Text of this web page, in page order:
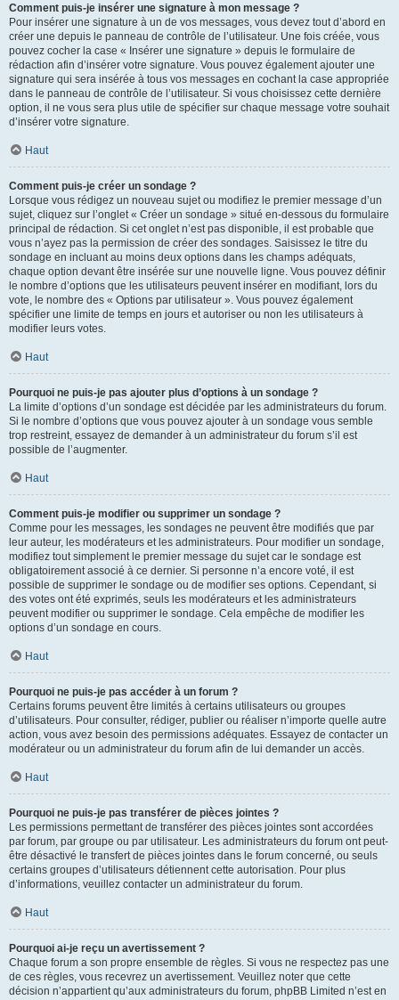
Comment puis-je insérer une signature à mon message ?
Pour insérer une signature à un de vos messages, vous devez tout d’abord en
créer une depuis le panneau de contrôle de l’utilisateur. Une fois créée, vous
pouvez cocher la case « Insérer une signature » depuis le formulaire de
rédaction afin d’insérer votre signature. Vous pouvez également ajouter une
signature qui sera insérée à tous vos messages en cochant la case appropriée
dans le panneau de contrôle de l’utilisateur. Si vous choisissez cette dernière
option, il ne vous sera plus utile de spécifier sur chaque message votre souhait
d’insérer votre signature.
Haut
Comment puis-je créer un sondage ?
Lorsque vous rédigez un nouveau sujet ou modifiez le premier message d’un
sujet, cliquez sur l’onglet « Créer un sondage » situé en-dessous du formulaire
principal de rédaction. Si cet onglet n’est pas disponible, il est probable que
vous n’ayez pas la permission de créer des sondages. Saisissez le titre du
sondage en incluant au moins deux options dans les champs adéquats,
chaque option devant être insérée sur une nouvelle ligne. Vous pouvez définir
le nombre d’options que les utilisateurs peuvent insérer en modifiant, lors du
vote, le nombre des « Options par utilisateur ». Vous pouvez également
spécifier une limite de temps en jours et autoriser ou non les utilisateurs à
modifier leurs votes.
Haut
Pourquoi ne puis-je pas ajouter plus d’options à un sondage ?
La limite d’options d’un sondage est décidée par les administrateurs du forum.
Si le nombre d’options que vous pouvez ajouter à un sondage vous semble
trop restreint, essayez de demander à un administrateur du forum s’il est
possible de l’augmenter.
Haut
Comment puis-je modifier ou supprimer un sondage ?
Comme pour les messages, les sondages ne peuvent être modifiés que par
leur auteur, les modérateurs et les administrateurs. Pour modifier un sondage,
modifiez tout simplement le premier message du sujet car le sondage est
obligatoirement associé à ce dernier. Si personne n’a encore voté, il est
possible de supprimer le sondage ou de modifier ses options. Cependant, si
des votes ont été exprimés, seuls les modérateurs et les administrateurs
peuvent modifier ou supprimer le sondage. Cela empêche de modifier les
options d’un sondage en cours.
Haut
Pourquoi ne puis-je pas accéder à un forum ?
Certains forums peuvent être limités à certains utilisateurs ou groupes
d’utilisateurs. Pour consulter, rédiger, publier ou réaliser n’importe quelle autre
action, vous avez besoin des permissions adéquates. Essayez de contacter un
modérateur ou un administrateur du forum afin de lui demander un accès.
Haut
Pourquoi ne puis-je pas transférer de pièces jointes ?
Les permissions permettant de transférer des pièces jointes sont accordées
par forum, par groupe ou par utilisateur. Les administrateurs du forum ont peut-
être désactivé le transfert de pièces jointes dans le forum concerné, ou seuls
certains groupes d’utilisateurs détiennent cette autorisation. Pour plus
d’informations, veuillez contacter un administrateur du forum.
Haut
Pourquoi ai-je reçu un avertissement ?
Chaque forum a son propre ensemble de règles. Si vous ne respectez pas une
de ces règles, vous recevrez un avertissement. Veuillez noter que cette
décision n’appartient qu’aux administrateurs du forum, phpBB Limited n’est en